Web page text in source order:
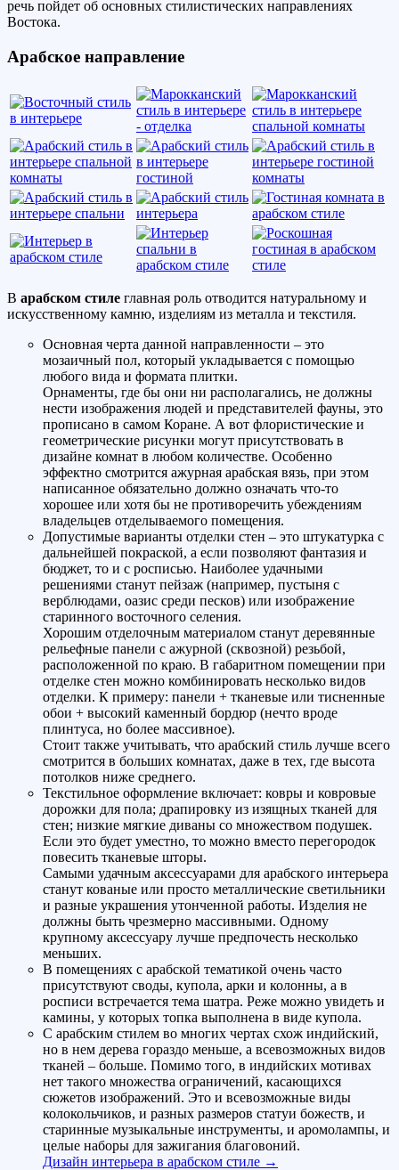
речь пойдет об основных стилистических направлениях
Востока.
Арабское направление
В арабском стиле главная роль отводится натуральному и
искусственному камню, изделиям из металла и текстиля.
Основная черта данной направленности – это
мозаичный пол, который укладывается с помощью
любого вида и формата плитки.
Орнаменты, где бы они ни располагались, не должны
нести изображения людей и представителей фауны, это
прописано в самом Коране. А вот флористические и
геометрические рисунки могут присутствовать в
дизайне комнат в любом количестве. Особенно
эффектно смотрится ажурная арабская вязь, при этом
написанное обязательно должно означать что-то
хорошее или хотя бы не противоречить убеждениям
владельцев отделываемого помещения.
Допустимые варианты отделки стен – это штукатурка с
дальнейшей покраской, а если позволяют фантазия и
бюджет, то и с росписью. Наиболее удачными
решениями станут пейзаж (например, пустыня с
верблюдами, оазис среди песков) или изображение
старинного восточного селения.
Хорошим отделочным материалом станут деревянные
рельефные панели с ажурной (сквозной) резьбой,
расположенной по краю. В габаритном помещении при
отделке стен можно комбинировать несколько видов
отделки. К примеру: панели + тканевые или тисненные
обои + высокий каменный бордюр (нечто вроде
плинтуса, но более массивное).
Стоит также учитывать, что арабский стиль лучше всего
смотрится в больших комнатах, даже в тех, где высота
потолков ниже среднего.
Текстильное оформление включает: ковры и ковровые
дорожки для пола; драпировку из изящных тканей для
стен; низкие мягкие диваны со множеством подушек.
Если это будет уместно, то можно вместо перегородок
повесить тканевые шторы.
Самыми удачным аксессуарами для арабского интерьера
станут кованые или просто металлические светильники
и разные украшения утонченной работы. Изделия не
должны быть чрезмерно массивными. Одному
крупному аксессуару лучше предпочесть несколько
меньших.
В помещениях с арабской тематикой очень часто
присутствуют своды, купола, арки и колонны, а в
росписи встречается тема шатра. Реже можно увидеть и
камины, у которых топка выполнена в виде купола.
С арабским стилем во многих чертах схож индийский,
но в нем дерева гораздо меньше, а всевозможных видов
тканей – больше. Помимо того, в индийских мотивах
нет такого множества ограничений, касающихся
сюжетов изображений. Это и всевозможные виды
колокольчиков, и разных размеров статуи божеств, и
старинные музыкальные инструменты, и аромолампы, и
целые наборы для зажигания благовоний.
Дизайн интерьера в арабском стиле →